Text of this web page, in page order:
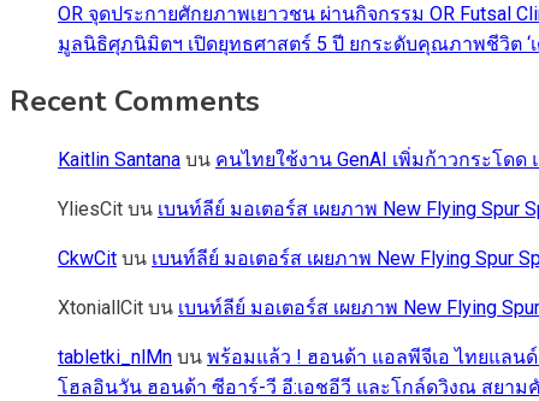
OR จุดประกายศักยภาพเยาวชน ผ่านกิจกรรม OR Futsal
มูลนิธิศุภนิมิตฯ เปิดยุทธศาสตร์ 5 ปี ยกระดับคุณภาพชีวิต
Recent Comments
Kaitlin Santana บน คนไทยใช้งาน GenAI เพิ่มก้าวกระโด
YliesCit บน เบนท์ลีย์ มอเตอร์ส เผยภาพ New Flying
CkwCit บน เบนท์ลีย์ มอเตอร์ส เผยภาพ New Flying Spur
XtoniallCit บน เบนท์ลีย์ มอเตอร์ส เผยภาพ New Flying
tabletki_nlMn บน พร้อมแล้ว ! ฮอนด้า แอลพีจีเอ ไทยแลนด์
โฮลอินวัน ฮอนด้า ซีอาร์-วี อี:เอชอีวี และโกล์ดวิงณ สยา